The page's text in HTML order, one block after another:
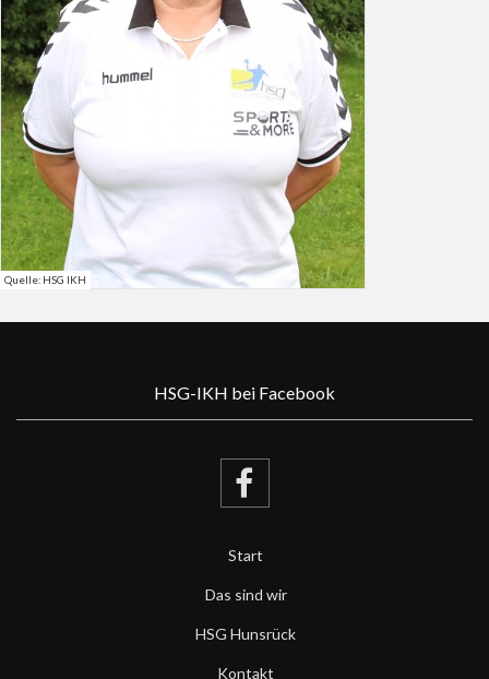
Quelle: HSG IKH
HSG-IKH bei Facebook
Start
Das sind wir
HSG Hunsrück
Kontakt